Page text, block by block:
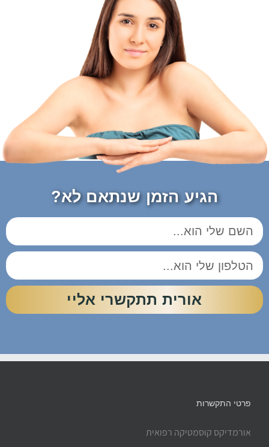
הגיע הזמן שנתאם לא?
אורית תתקשרי אליי
פרטי התקשרות
אורמדיקס קוסמטיקה רפואית